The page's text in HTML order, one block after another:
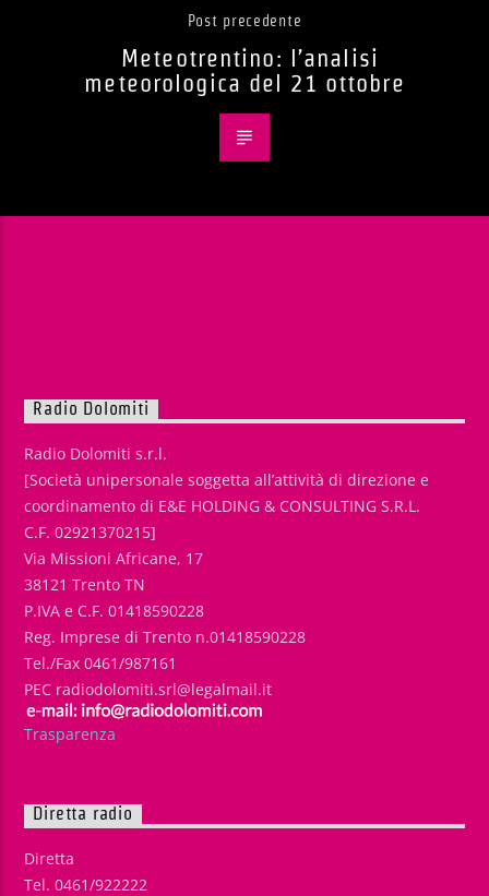
Post precedente
Meteotrentino: l’analisi
meteorologica del 21 ottobre
Radio Dolomiti
Radio Dolomiti s.r.l.
[Società unipersonale soggetta all’attività di direzione e
coordinamento di E&E HOLDING & CONSULTING S.R.L.
C.F. 02921370215]
Via Missioni Africane, 17
38121 Trento TN
P.IVA e C.F. 01418590228
Reg. Imprese di Trento n.01418590228
Tel./Fax 0461/987161
PEC radiodolomiti.srl@legalmail.it
Trasparenza
Diretta radio
Diretta
Tel. 0461/922222